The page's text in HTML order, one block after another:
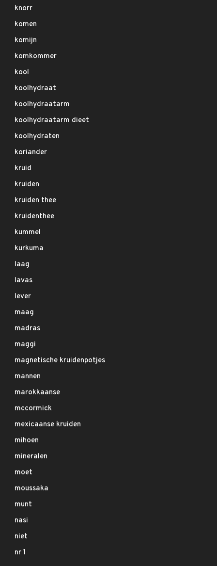
knorr
komen
komijn
komkommer
kool
koolhydraat
koolhydraatarm
koolhydraatarm dieet
koolhydraten
koriander
kruid
kruiden
kruiden thee
kruidenthee
kummel
kurkuma
laag
lavas
lever
maag
madras
maggi
magnetische kruidenpotjes
mannen
marokkaanse
mccormick
mexicaanse kruiden
mihoen
mineralen
moet
moussaka
munt
nasi
niet
nr 1